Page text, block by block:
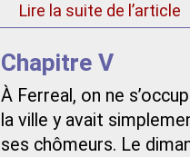
Lire la suite de l’article
Chapitre V
À Ferreal, on ne
la ville y avait
ses chômeurs. Le